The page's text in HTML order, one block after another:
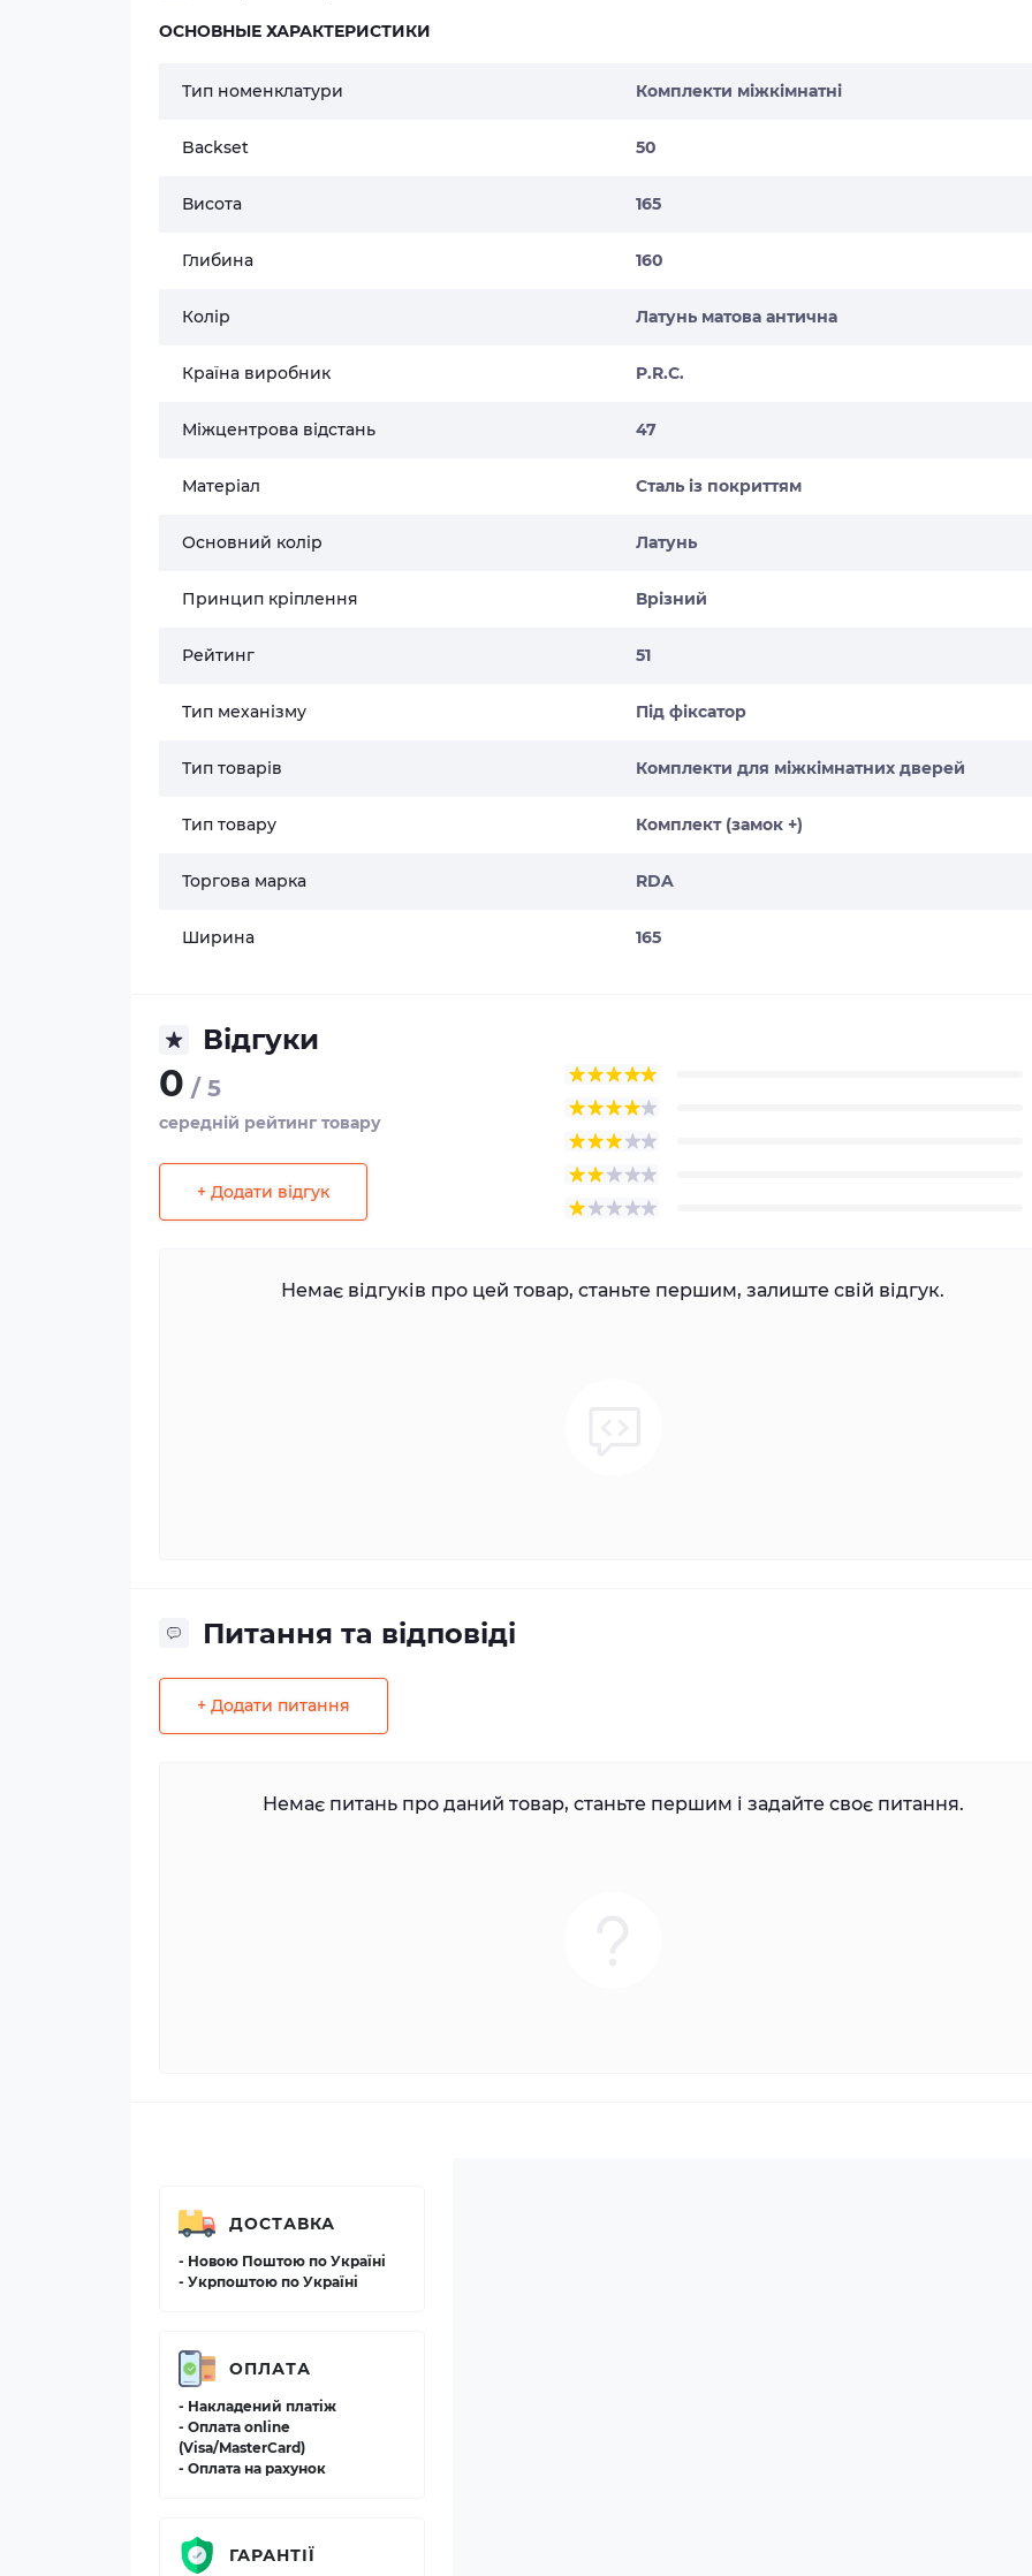
ОСНОВНЫЕ ХАРАКТЕРИСТИКИ
Тип номенклатури Комплекти міжкімнатні
Backset 50
Висота 165
Глибина 160
Колір Латунь матова антична
Країна виробник P.R.C.
Міжцентрова відстань 47
Матеріал Сталь із покриттям
Основний колір Латунь
Принцип кріплення Врізний
Рейтинг 51
Тип механізму Під фіксатор
Тип товарів Комплекти для міжкімнатних дверей
Тип товару Комплект (замок +)
Торгова марка RDA
Ширина 165
Відгуки
0 / 5
середній рейтинг товару
+ Додати відгук
Немає відгуків про цей товар, станьте першим, залиште свій відгук.
Питання та відповіді
+ Додати питання
Немає питань про даний товар, станьте першим і задайте своє питання.
ДОСТАВКА
- Новою Поштою по Україні
- Укрпоштою по Україні
ОПЛАТА
- Накладений платіж
- Оплата online
(Visa/MasterCard)
- Оплата на рахунок
ГАРАНТІЇ